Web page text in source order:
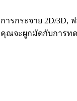
ารกระจาย 2D/
ณจะผูกมัดกับการท